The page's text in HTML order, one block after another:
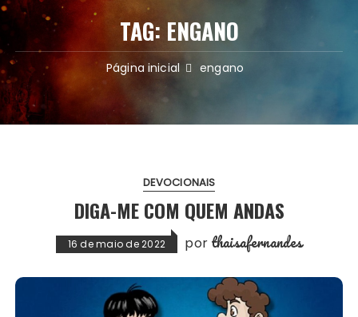
TAG: ENGANO
Página inicial engano
DEVOCIONAIS
DIGA-ME COM QUEM ANDAS
16 de maio de 2022 por thaisafernandes